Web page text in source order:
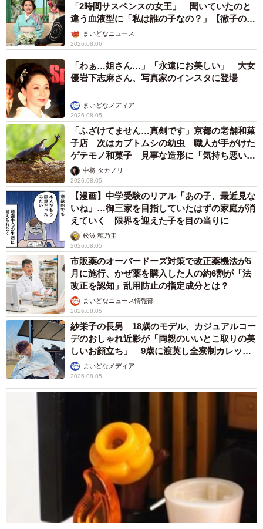
「2時間サスペンスの女王」 聞いていたのと
違う血液型に「私は誰の子なの？」【徹子の部
屋】まいどなニュース
2026.08.06
「わぁ…姐さん…」「永遠にお美しい」 大女
優岩下志麻さん、写真家のインスタに登場
まいどなメディア
2026.08.05
「ふざけてません…真剣です」京都の老舗和菓
子店 次はカブトムシの幼虫 職人が手がけた
ゲテモノ和菓子 見事な造形に「気持ち悪いく
らいリアル」
中将 タカノリ
2026.08.05
【漫画】中学受験のリアル「あの子、最近見な
いね」…御三家を目指していたはずの家庭が消
えていく 限界を迎えた子を目の当りに
松波 穂乃圭
2026.08.05
市販薬のオーバードーズ対策で改正薬機法が5
月に施行、かぜ薬を購入した人の約6割が「法
改正を認知」乱用防止の指定成分とは？
まいどなニュース情報部
2026.08.05
紗栄子の長男 18歳のモデル、カジュアルコー
デのおしゃれ近影が「両親のいいとこ取りの美
しいお顔立ち」 9歳に渡英し全寮制カレッジ
で学ぶまいどなメディア
2026.08.05